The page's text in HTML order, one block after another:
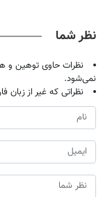
نظر شما
نظرات حاوی توهین و
نمی‌شود.
نظراتی که غیر از زبان